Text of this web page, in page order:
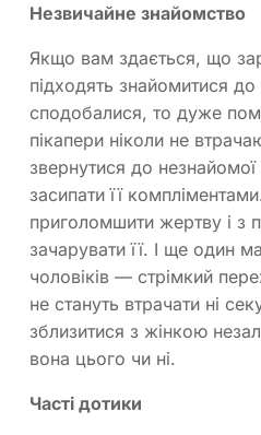
Незвичайне знайомство
Якщо вам здається, що
підходять знайомитися до
сподобалися, то дуже
пікапери ніколи не
звернутися до
засипати її
приголомшити жертву і з
зачарувати її. І ще один
чоловіків — стрімкий
не стануть втрачати ні
зблизитися з жінкою
вона цього чи ні.
Часті дотики